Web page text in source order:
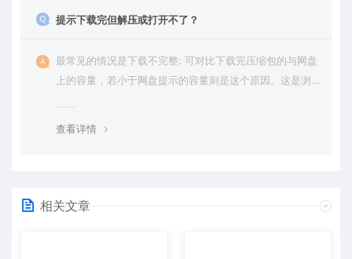
提示下载完但解压或打开不了？
最常见的情况是下载不完整: 可对比下载完压缩包的与网盘
上的容量，若小于网盘提示的容量则是这个原因。这是浏
查看详情
相关文章